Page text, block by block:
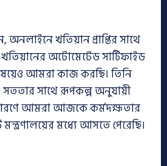
খতিয়ান প্রাপ্তির সাথে
অটোমেটেড সার্টিফাইড
আমরা কাজ করছি। তিনি
সাথে রূপকল্প অনুযায়ী
আমরা আজকে কর্মদক্ষতার
মন্ত্রণালয়ের মধ্যে আসতে পেরেছি।